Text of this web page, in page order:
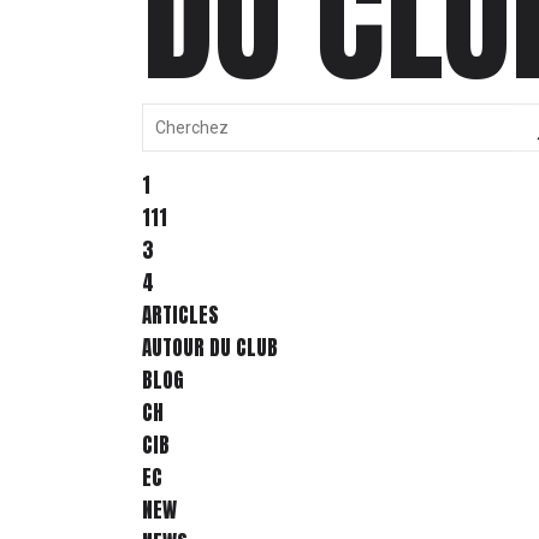
1
111
3
4
ARTICLES
AUTOUR DU CLUB
BLOG
CH
CIB
EC
NEW